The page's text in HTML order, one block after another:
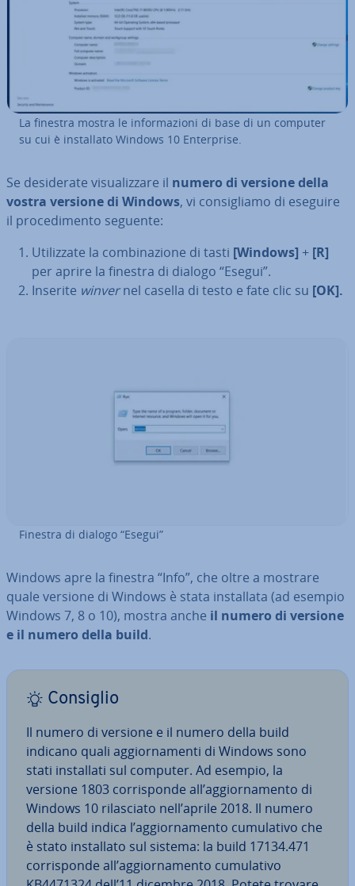
La finestra mostra le in­for­ma­zio­ni di base di un computer
su cui è in­stal­la­to Windows 10 En­ter­pri­se.
Se de­si­de­ra­te vi­sua­liz­za­re il numero di versione della
vostra versione di Windows, vi con­si­glia­mo di eseguire
il pro­ce­di­men­to seguente:
Uti­liz­za­te la com­bi­na­zio­ne di tasti [Windows] + [R]
per aprire la finestra di dialogo “Esegui”.
Inserite winvernel casella di testo e fate clic su [OK].
Finestra di dialogo “Esegui”
Windows apre la finestra “Info”, che oltre a mostrare
quale versione di Windows è stata in­stal­la­ta (ad esempio
Windows 7, 8 o 10), mostra anche il numero di versione
e il numero della build.
Consiglio
Il numero di versione e il numero della build
indicano quali ag­gior­na­men­ti di Windows sono
stati in­stal­la­ti sul computer. Ad esempio, la
versione 1803 cor­ri­spon­de all’ag­gior­na­men­to di
Windows 10 ri­la­scia­to nell’aprile 2018. Il numero
della build indica l’ag­gior­na­men­to cu­mu­la­ti­vo che
è stato in­stal­la­to sul sistema: la build 17134.471
cor­ri­spon­de all’ag­gior­na­men­to cu­mu­la­ti­vo